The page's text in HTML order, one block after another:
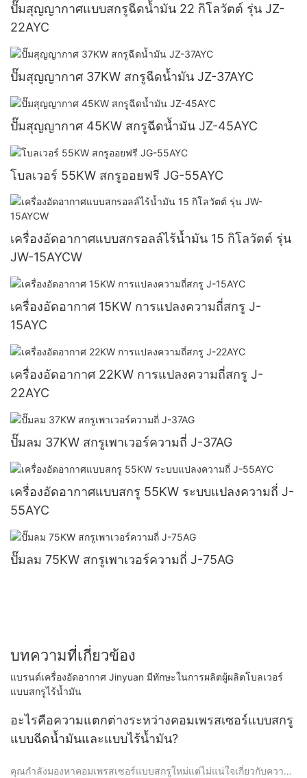
ปั๊มสุญญากาศแบบสกรูฉีดน้ำมัน 22 กิโลวัตต์ รุ่น JZ-
22AYC
ปั๊มสุญญากาศ 37KW สกรูฉีดน้ำมัน JZ-37AYC
ปั๊มสุญญากาศ 45KW สกรูฉีดน้ำมัน JZ-45AYC
โบลเวอร์ 55KW สกรูออยฟรี JG-55AYC
เครื่องอัดอากาศแบบสกรอลล์ไร้น้ำมัน 15 กิโลวัตต์ รุ่น
JW-15AYCW
เครื่องอัดอากาศ 15KW การแปลงความถี่สกรู J-
15AYC
เครื่องอัดอากาศ 22KW การแปลงความถี่สกรู J-
22AYC
ปั๊มลม 37KW สกรูเพาเวอร์ความถี่ J-37AG
เครื่องอัดอากาศแบบสกรู 55KW ระบบแปลงความถี่ J-
55AYC
ปั๊มลม 75KW สกรูเพาเวอร์ความถี่ J-75AG
บทความที่เกี่ยวข้อง
แบรนด์เครื่องอัดอากาศ Jinyuan มีทักษะในการผลิตผู้ผลิตโบลเวอร์
แบบสกรูไร้น้ำมัน
อะไรคือความแตกต่างระหว่างคอมเพรสเซอร์แบบสกรู
แบบฉีดน้ำมันและแบบไร้น้ำมัน?
คุณกำลังมองหาคอมเพรสเซอร์แบบสกรูใหม่แต่ไม่แน่ใจเกี่ยวกับความ